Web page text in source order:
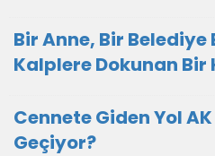
Bir Anne, Bir Belediye
Kalplere Dokunan Bir
Cennete Giden Yol
Geçiyor?